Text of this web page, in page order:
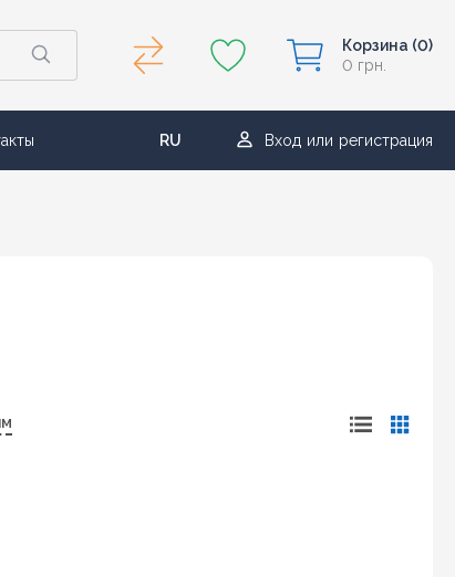
Корзина (0)
0 грн.
UA
RU Вход или регистрация